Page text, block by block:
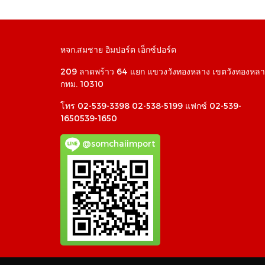
หจก.สมชาย อิมปอร์ต เอ็กซ์ปอร์ต
209 ลาดพร้าว 64 แยก แขวงวังทองหลาง เขตวังทองหล
กทม. 10310
โทร 02-539-3398 02-538-5199 แฟกซ์ 02-539-
1650539-1650
@somchaiimport